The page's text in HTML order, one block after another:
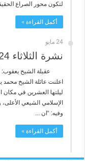
لتكون محور الصراع
أكمل القراءة »
24 مايو
نشرة الثلاثاء 24 أيار 2016 العدد 5010
عقيلة الشيخ
اعلنت عائلة الشيخ محمد
ليلتها العشرين في
وفيه: “ان ...
أكمل القراءة »